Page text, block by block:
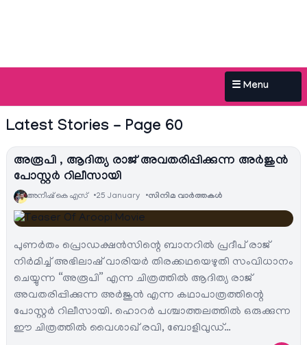
☰ Menu
Latest Stories - Page 60
അരൂപി , ആദിത്യ രാജ് അവതരിപ്പിക്കുന്ന അർജുൻ
പോസ്റ്റർ റിലീസായി
അനീഷ്‌ കെ എസ് 25 January സിനിമ വാര്‍ത്തകള്‍
പുണർതം പ്രൊഡക്ഷൻസിന്റെ ബാനറിൽ പ്രദീപ്‌ രാജ്
നിർമിച്ച് അഭിലാഷ് വാരിയർ തിരക്കഥയെഴുതി സംവിധാനം
ചെയ്യുന്ന “അരൂപി” എന്ന ചിത്രത്തിൽ ആദിത്യ രാജ്
അവതരിപ്പിക്കുന്ന അർജുൻ എന്ന കഥാപാത്രത്തിന്റെ
പോസ്റ്റർ റിലീസായി. ഹൊറർ പശ്ചാത്തലത്തിൽ ഒരുക്കുന്ന
ഈ ചിത്രത്തിൽ വൈശാഖ് രവി, ബോളിവുഡ്…